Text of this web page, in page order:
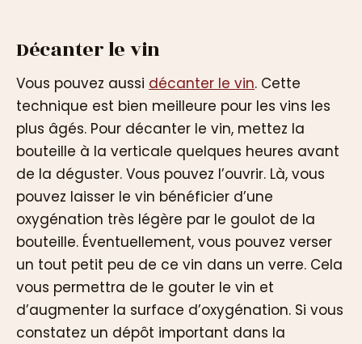
Décanter le vin
Vous pouvez aussi décanter le vin. Cette
technique est bien meilleure pour les vins les
plus âgés. Pour décanter le vin, mettez la
bouteille à la verticale quelques heures avant
de la déguster. Vous pouvez l’ouvrir. Là, vous
pouvez laisser le vin bénéficier d’une
oxygénation très légère par le goulot de la
bouteille. Éventuellement, vous pouvez verser
un tout petit peu de ce vin dans un verre. Cela
vous permettra de le gouter le vin et
d’augmenter la surface d’oxygénation. Si vous
constatez un dépôt important dans la